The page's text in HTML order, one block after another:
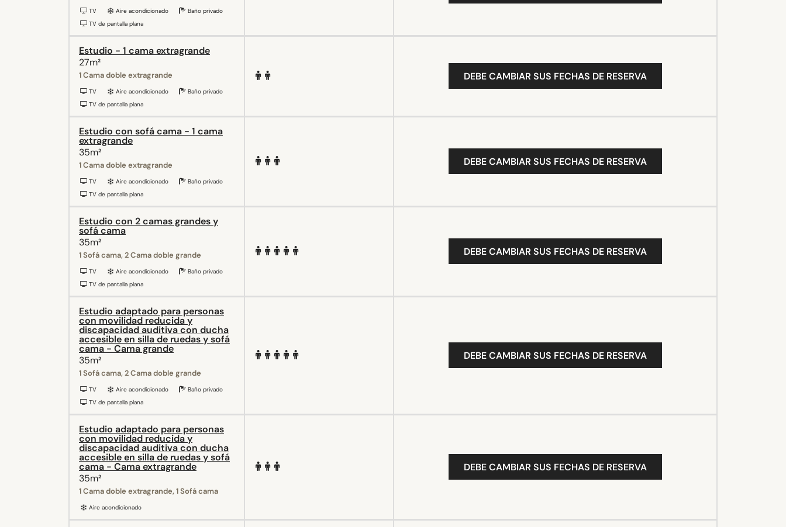
TV Aire acondicionado
Baño privado
TV de pantalla plana
Estudio - 1 cama extragrande
27m²
1 Cama doble extragrande
TV Aire acondicionado
Baño privado
TV de pantalla plana
DEBE CAMBIAR SUS FECHAS DE RESERVA
Estudio con sofá cama - 1 cama
extragrande
35m²
1 Cama doble extragrande
TV Aire acondicionado
Baño privado
TV de pantalla plana
DEBE CAMBIAR SUS FECHAS DE RESERVA
Estudio con 2 camas grandes y
sofá cama
35m²
1 Sofá cama, 2 Cama doble grande
TV Aire acondicionado
Baño privado
TV de pantalla plana
DEBE CAMBIAR SUS FECHAS DE RESERVA
Estudio adaptado para personas
con movilidad reducida y
discapacidad auditiva con ducha
accesible en silla de ruedas y sofá
cama - Cama grande
35m²
1 Sofá cama, 2 Cama doble grande
TV Aire acondicionado
Baño privado
TV de pantalla plana
DEBE CAMBIAR SUS FECHAS DE RESERVA
Estudio adaptado para personas
con movilidad reducida y
discapacidad auditiva con ducha
accesible en silla de ruedas y sofá
cama - Cama extragrande
35m²
1 Cama doble extragrande, 1 Sofá cama
Aire acondicionado
DEBE CAMBIAR SUS FECHAS DE RESERVA